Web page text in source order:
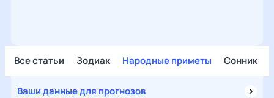
Все статьи Зодиак Народные приметы Сонник
Ваши данные для прогнозов